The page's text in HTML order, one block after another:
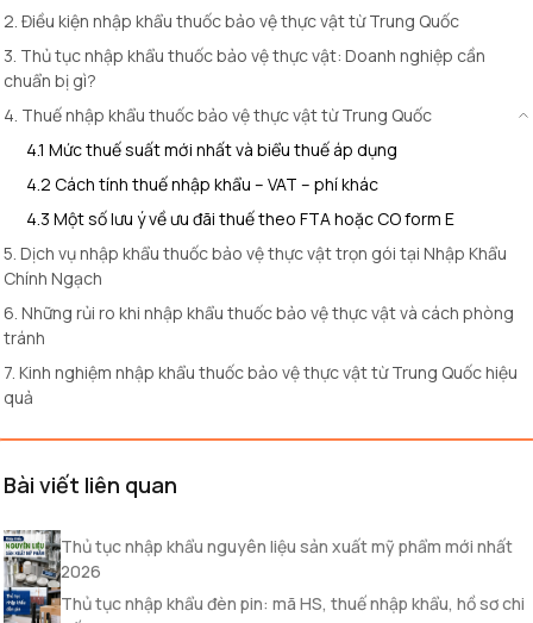
2. Điều kiện nhập khẩu thuốc bảo vệ thực vật từ Trung Quốc
3. Thủ tục nhập khẩu thuốc bảo vệ thực vật: Doanh nghiệp cần
chuẩn bị gì?
4. Thuế nhập khẩu thuốc bảo vệ thực vật từ Trung Quốc
4.1 Mức thuế suất mới nhất và biểu thuế áp dụng
4.2 Cách tính thuế nhập khẩu – VAT – phí khác
4.3 Một số lưu ý về ưu đãi thuế theo FTA hoặc CO form E
5. Dịch vụ nhập khẩu thuốc bảo vệ thực vật trọn gói tại Nhập Khẩu
Chính Ngạch
6. Những rủi ro khi nhập khẩu thuốc bảo vệ thực vật và cách phòng
tránh
7. Kinh nghiệm nhập khẩu thuốc bảo vệ thực vật từ Trung Quốc hiệu
quả
Bài viết liên quan
Thủ tục nhập khẩu nguyên liệu sản xuất mỹ phẩm mới nhất
2026
Thủ tục nhập khẩu đèn pin: mã HS, thuế nhập khẩu, hồ sơ chi